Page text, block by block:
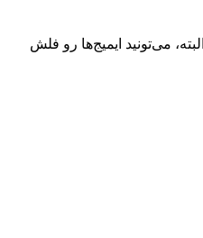
دسترسه. البته، می‌تونید ایمیج‌ها رو فلش